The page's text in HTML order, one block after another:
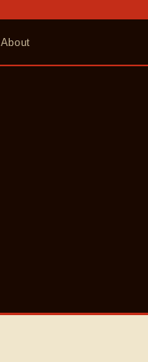
About